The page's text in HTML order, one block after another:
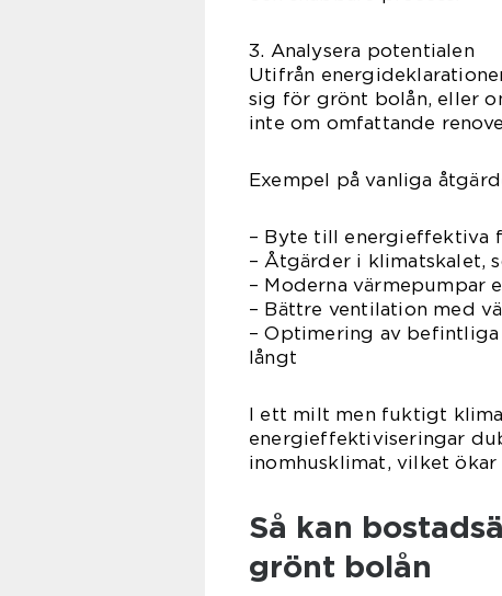
3. Analysera potentialen
Utifrån
sig för grönt bolån, eller
inte om omfattande
Exempel på vanliga
– Byte till energieffektiva
– Åtgärder i klimatskalet,
– Moderna värmepumpar
– Bättre ventilation med
– Optimering av
långt
I ett milt men fuktigt
energieffektiviseringar
inomhusklimat, vilket
Så kan
grönt bolån